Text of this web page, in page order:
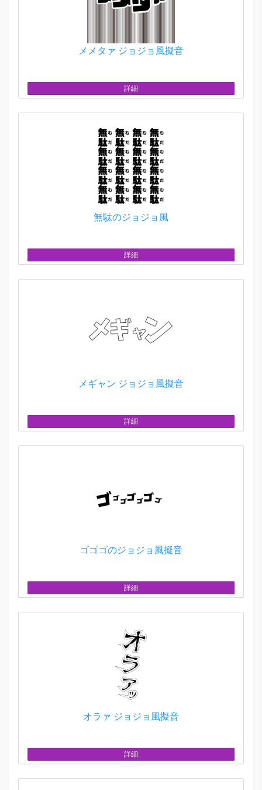
メメタァ ジョジョ風擬音
詳細
無駄のジョジョ風
詳細
メギャン ジョジョ風擬音
詳細
ゴゴゴのジョジョ風擬音
詳細
オラァ ジョジョ風擬音
詳細